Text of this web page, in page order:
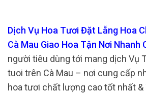
Dịch Vụ Hoa Tươi Đặt Lẵng Hoa
Cà Mau Giao Hoa Tận Nơi Nhanh
người tiêu dùng tới mang dịch Vụ
tuoi trên Cà Mau – nơi cung cấp
hoa tươi chất lượng cao tốt nhất &